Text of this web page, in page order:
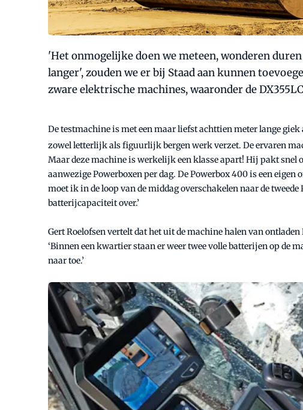
'Het onmogelijke doen we meteen, wonderen
langer', zouden we er bij Staad aan kunnen
zware elektrische machines, waaronder de
De testmachine is met een maar liefst achttien meter lange
zowel letterlijk als figuurlijk bergen werk verzet. De ervaren
Maar deze machine is werkelijk een klasse apart! Hij pakt snel
aanwezige Powerboxen per dag. De Powerbox 400 is een
moet ik in de loop van de middag overschakelen naar de
batterijcapaciteit over.’
Gert Roelofsen vertelt dat het uit de machine halen van
‘Binnen een kwartier staan er weer twee volle batterijen op de
naar toe.’